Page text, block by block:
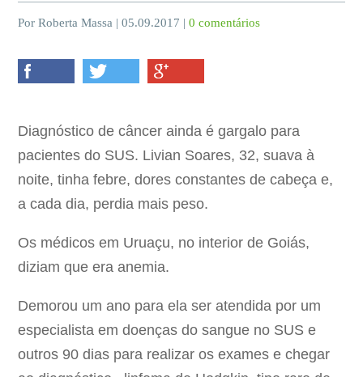
Por Roberta Massa | 05.09.2017 |0 comentários
Diagnóstico de câncer ainda é gargalo para
pacientes do SUS. Livian Soares, 32, suava à
noite, tinha febre, dores constantes de cabeça e,
a cada dia, perdia mais peso.
Os médicos em Uruaçu, no interior de Goiás,
diziam que era anemia.
Demorou um ano para ela ser atendida por um
especialista em doenças do sangue no SUS e
outros 90 dias para realizar os exames e chegar